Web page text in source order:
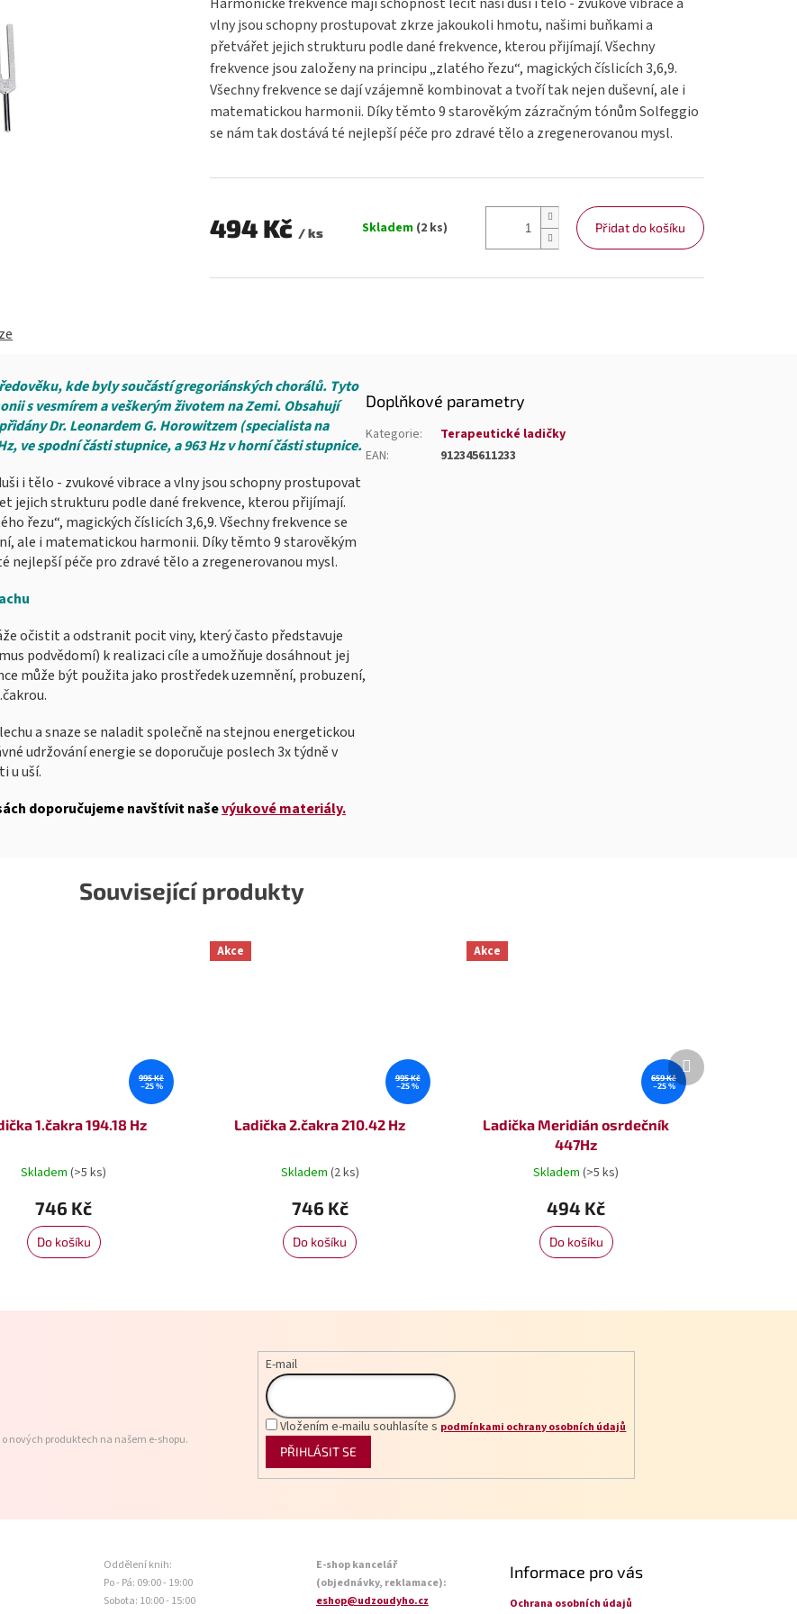
Harmonické frekvence mají schopnost léčit naší duši i tělo - zvukové vibrace a
vlny jsou schopny prostupovat zkrze jakoukoli hmotu, našimi buňkami a
přetvářet jejich strukturu podle dané frekvence, kterou přijímají. Všechny
frekvence jsou založeny na principu „zlatého řezu“, magických číslicích 3,6,9.
Všechny frekvence se dají vzájemně kombinovat a tvoří tak nejen duševní, ale i
matematickou harmonii. Díky těmto 9 starověkým zázračným tónům Solfeggio
se nám tak dostává té nejlepší péče pro zdravé tělo a zregenerovanou mysl.
494 Kč / ks
Skladem (2 ks) Přidat do košíku
0,0
z
5
hvězdiček.
Související produkty
995 Kč
–25 %
1.čakra 194.18 Hz
Skladem(>5 ks)
746 Kč
Do košíku
Akce
995 Kč
–25 %
Ladička 2.čakra 210.42 Hz
Skladem (2 ks)
746 Kč
Do košíku
Akce
659 Kč
–25 %
Ladička Meridián osrdečník
447Hz
Skladem(>5 ks)
494 Kč
Do košíku
Další
produkt
kde byly součástí gregoriánských chorálů. Tyto
s vesmírem a veškerým životem na Zemi. Obsahují
Dr. Leonardem G. Horowitzem (specialista na
ve spodní části stupnice, a 963 Hz v horní části stupnice.
i tělo - zvukové vibrace a vlny jsou schopny prostupovat
jejich strukturu podle dané frekvence, kterou přijímají.
řezu“, magických číslicích 3,6,9. Všechny frekvence se
ale i matematickou harmonii. Díky těmto 9 starověkým
péče pro zdravé tělo a zregenerovanou mysl.
očistit a odstranit pocit viny, který často představuje
podvědomí) k realizaci cíle a umožňuje dosáhnout jej
může být použita jako prostředek uzemnění, probuzení,
a snaze se naladit společně na stejnou energetickou
udržování energie se doporučuje poslech 3x týdně v
u uší.
doporučujeme navštívit naševýukové materiály.
Doplňkové parametry
Kategorie:
Terapeutické ladičky
EAN: 912345611233
nových produktech na našem e-shopu.
E-mail
Vložením e-mailu souhlasíte s podmínkami ochrany osobních údajů
PŘIHLÁSIT SE
Oddělení knih:
Po - Pá: 09:00 - 19:00
Sobota: 10:00 - 15:00
E-shop kancelář
(objednávky, reklamace):
eshop@udzoudyho.cz
Informace pro vás
Ochrana osobních údajů